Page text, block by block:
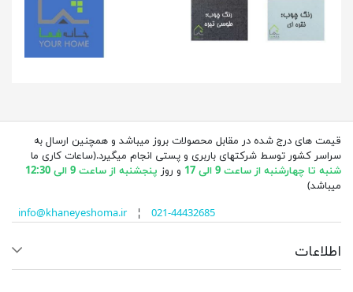
قیمت های درج شده در مقابل محصولات بروز میباشد و همچنین ارسال به
سراسر کشور توسط شرکتهای باربری و پستی انجام میگیرد.(ساعات کاری ما
شنبه تا چهارشنبه از ساعت 9 الی 17
و روز پنجشنبه از ساعت 9 الی 12:30
میباشد)
info@khaneyeshoma.ir¦ 021-44432685
اطلاعات